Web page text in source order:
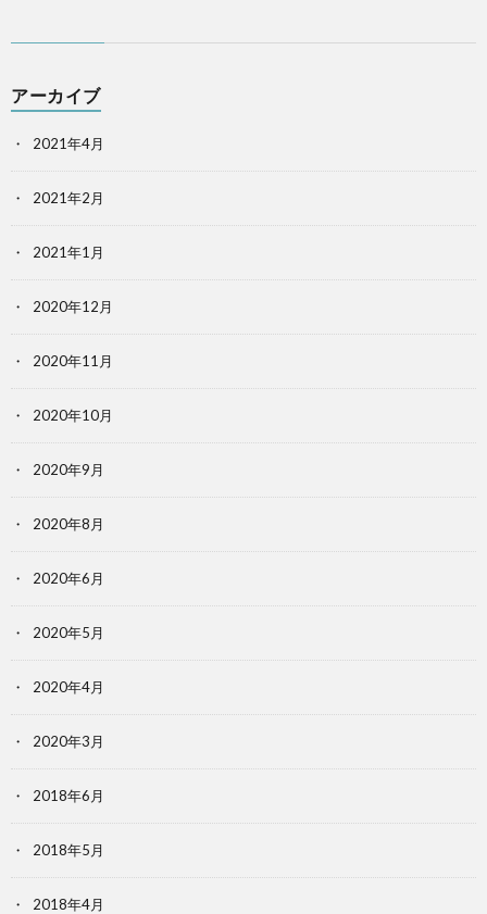
アーカイブ
2021年4月
2021年2月
2021年1月
2020年12月
2020年11月
2020年10月
2020年9月
2020年8月
2020年6月
2020年5月
2020年4月
2020年3月
2018年6月
2018年5月
2018年4月